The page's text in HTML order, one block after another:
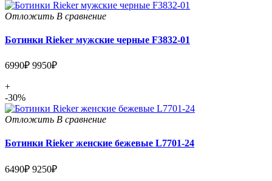
Отложить В сравнение
Ботинки Rieker мужские черные F3832-01
6990₽ 9950₽
+
-30%
Отложить В сравнение
Ботинки Rieker женские бежевые L7701-24
6490₽ 9250₽